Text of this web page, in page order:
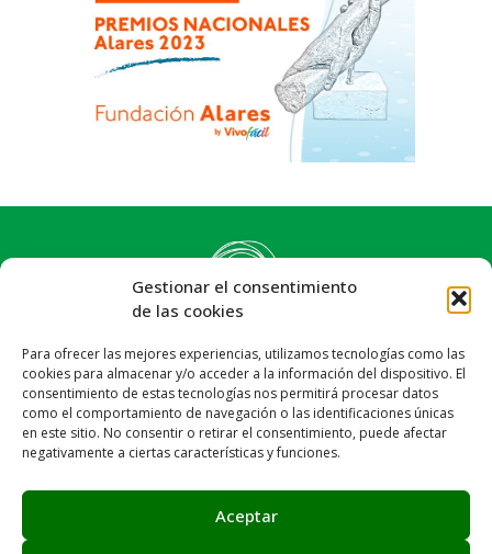
Gestionar el consentimiento
de las cookies
Para ofrecer las mejores experiencias, utilizamos tecnologías como las
cookies para almacenar y/o acceder a la información del dispositivo. El
consentimiento de estas tecnologías nos permitirá procesar datos
como el comportamiento de navegación o las identificaciones únicas
en este sitio. No consentir o retirar el consentimiento, puede afectar
negativamente a ciertas características y funciones.
Aceptar
Síguenos:
Email: info@achalay.es
Aviso legal